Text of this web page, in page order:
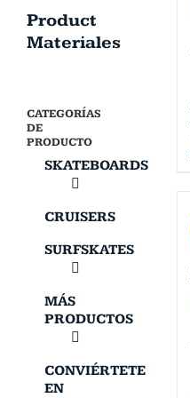
Product
Materiales
CATEGORÍAS
DE
PRODUCTO
SKATEBOARDS
CRUISERS
SURFSKATES
MÁS
PRODUCTOS
CONVIÉRTETE
EN